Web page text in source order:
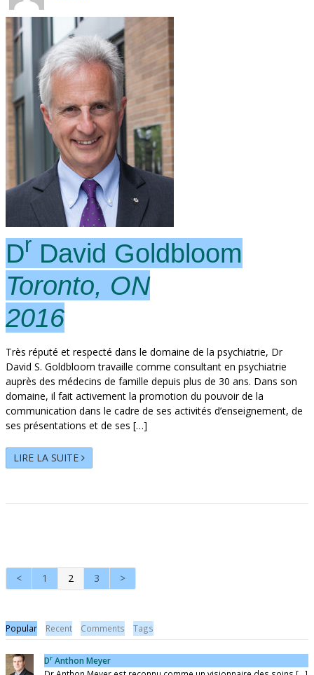
Dr David Goldbloom
Toronto, ON
2016
Très réputé et respecté dans le domaine de la psychiatrie, Dr
David S. Goldbloom travaille comme consultant en psychiatrie
auprès des médecins de famille depuis plus de 30 ans. Dans son
domaine, il fait activement la promotion du pouvoir de la
communication dans le cadre de ses activités d’enseignement, de
ses présentations et de ses […]
LIRE LA SUITE
< 1 2 3 >
Popular Recent Comments Tags
Dr Anthon Meyer